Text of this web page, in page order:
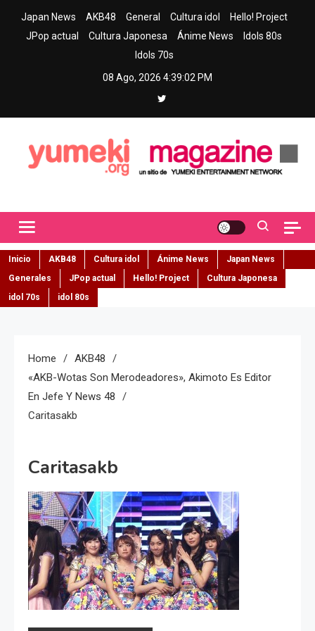
Japan News AKB48 General Cultura idol
Hello! Project
JPop actual
Cultura Japonesa Ánime News
Idols 80s
Idols 70s
08 Ago, 2026 4:39:03 PM
Inicio AKB48 Cultura idol Ánime News
Japan News
Generales
JPop actual Hello! Project
Cultura Japonesa
idol 70s
idol 80s
Home
AKB48
«AKB-Wotas Son Merodeadores», Akimoto Es Editor
En Jefe Y News 48
Caritasakb
Caritasakb